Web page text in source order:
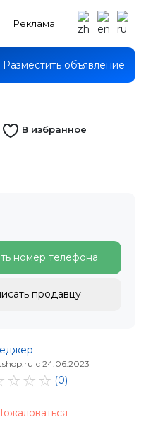
Реклама
Разместить объявление
В избранное
номер телефона
продавцу
с 24.06.2023
(0)